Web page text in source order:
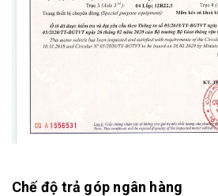
Chế độ trả góp ngân hàng